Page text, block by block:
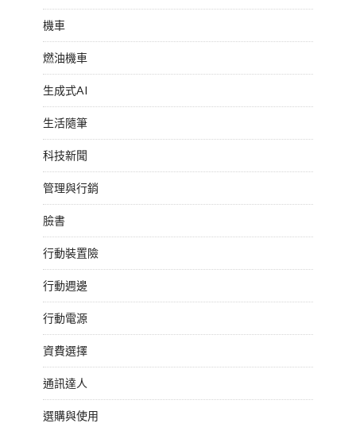
機車
燃油機車
生成式AI
生活隨筆
科技新聞
管理與行銷
臉書
行動裝置險
行動週邊
行動電源
資費選擇
通訊達人
選購與使用